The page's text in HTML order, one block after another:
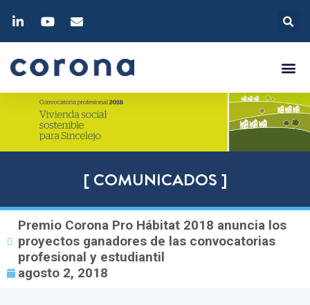
[ COMUNICADOS ]
Premio Corona Pro Hábitat 2018 anuncia los
proyectos ganadores de las convocatorias
profesional y estudiantil
agosto 2, 2018